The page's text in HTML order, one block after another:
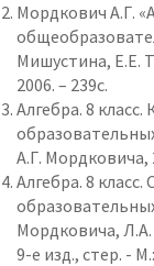
Мордкович А.Г.
Мишустина, Е.Е.
2006. – 239с.
Алгебра. 8
А.Г. Мордковича,
Алгебра. 8
Мордковича, Л.А.
9-е изд., стер. -